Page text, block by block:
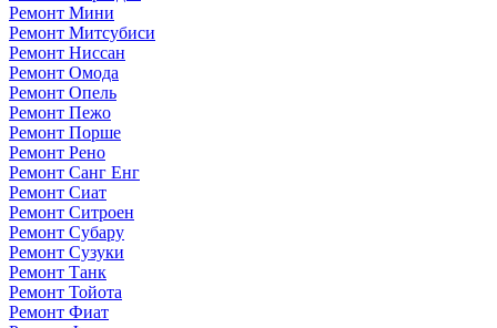
Ремонт Мини
Ремонт Митсубиси
Ремонт Ниссан
Ремонт Омода
Ремонт Опель
Ремонт Пежо
Ремонт Порше
Ремонт Рено
Ремонт Санг Енг
Ремонт Сиат
Ремонт Ситроен
Ремонт Субару
Ремонт Сузуки
Ремонт Танк
Ремонт Тойота
Ремонт Фиат